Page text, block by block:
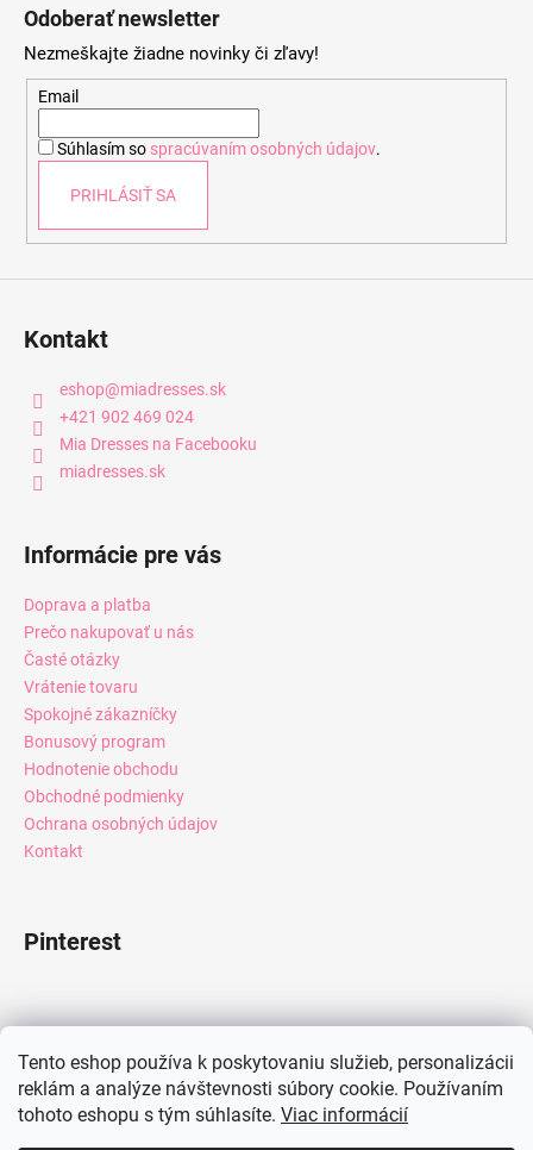
Tento eshop používa k poskytovaniu služieb, personalizácii
reklám a analýze návštevnosti súbory cookie. Používaním
tohoto eshopu s tým súhlasíte. Viac informácií
Odoberať newsletter
Nezmeškajte žiadne novinky či zľavy!
Email
Súhlasím so spracúvaním osobných údajov.
PRIHLÁSIŤ SA
Kontakt
eshop@miadresses.sk
+421 902 469 024
Mia Dresses na Facebooku
miadresses.sk
Informácie pre vás
Doprava a platba
Prečo nakupovať u nás
Časté otázky
Vrátenie tovaru
Spokojné zákazníčky
Bonusový program
Hodnotenie obchodu
Obchodné podmienky
Ochrana osobných údajov
Kontakt
Pinterest
Instagram